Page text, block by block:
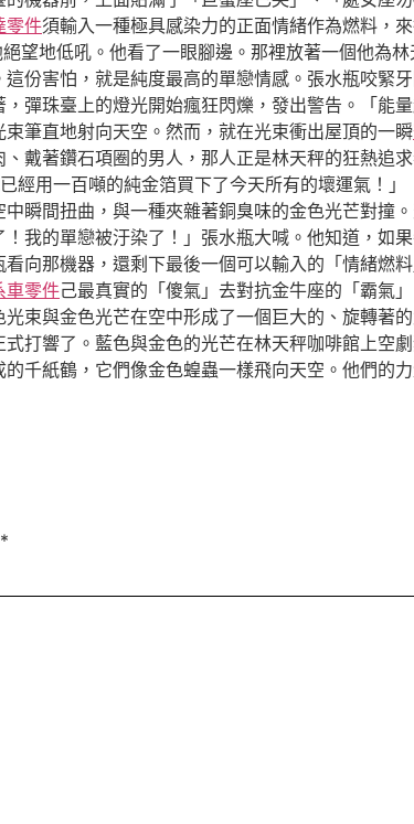
零件須輸入一種極具感染力的正面情緒作為燃料，
望地低吼。他看了一眼腳邊。那裡放著一個他為
份害怕，就是純度最高的單戀情感。張水瓶咬緊
彈珠臺上的燈光開始瘋狂閃爍，發出警告。「能
筆直地射向天空。然而，就在光束衝出屋頂的一瞬
戴著鑽石項圈的男人，那人正是林天秤的狂熱
經用一百噸的純金箔買下了今天所有的壞運氣！
瞬間扭曲，與一種夾雜著銅臭味的金色光芒對撞
我的單戀被汙染了！」張水瓶大喊。他知道，如
向那機器，還剩下最後一個可以輸入的「情緒燃
車零件己最真實的「傻氣」去對抗金牛座的「霸氣
束與金色光芒在空中形成了一個巨大的、旋轉著
打響了。藍色與金色的光芒在林天秤咖啡館上空
千紙鶴，它們像金色蝗蟲一樣飛向天空。他們的
*